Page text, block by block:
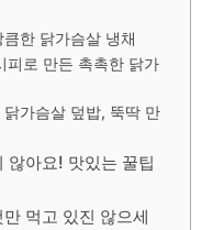
한 닭가슴살 냉채
피로 만든 촉촉한 닭가
가슴살 덮밥, 뚝딱 만
않아요! 맛있는 꿀팁
먹고 있진 않으세